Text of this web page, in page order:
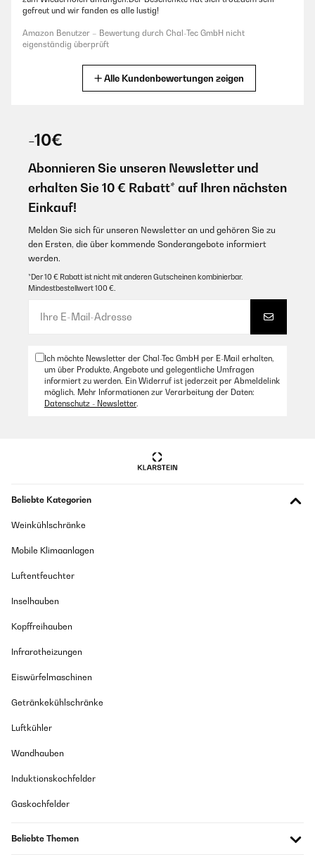
gefreut und wir fanden es alle lustig!
Amazon Benutzer – Bewertung durch Chal-Tec GmbH nicht
eigenständig überprüft
Amazon Benutzer – Bewertung durch Chal-Tec GmbH nicht
17/11/2025
Ist ein lustiges Trinkspiel.War ein Geburtstagsgeschenk an jemanden, er
hat es gleich am Wochenende mit Freunden gespielt.
Amazon Benutzer – Bewertung durch Chal-Tec GmbH nicht
eigenständig überprüft
14/11/2025
Super Lustiges Spiel.Toller Kontakt, problemlose Abwicklung, Danke.
eigenständig überprüft
31/08/2025
eigenständig überprüft
Amazon Benutzer – Bewertung durch Chal-Tec GmbH nicht
eigenständig überprüft
Als Geschenk gekauft Kam gut an Lustiges Spiel
Amazon Benutzer – Bewertung durch Chal-Tec GmbH nicht
Hab dieses Spiel für einen lustigen Spieleabend mit Freunden bestellt.
kann das Spiel mehr oder weniger beeinflusst werden. Hier sind den
Alle Kundenbewertungen zeigen
-10€
Abonnieren Sie unseren Newsletter und
erhalten Sie 10 € Rabatt* auf Ihren nächsten
Einkauf!
Melden Sie sich für unseren Newsletter an und gehören Sie zu
den Ersten, die über kommende Sonderangebote informiert
werden.
*Der 10 € Rabatt ist nicht mit anderen Gutscheinen kombinierbar.
Mindestbestellwert 100 €.
Ich möchte Newsletter der Chal-Tec GmbH per E-Mail erhalten,
um über Produkte, Angebote und gelegentliche Umfragen
informiert zu werden. Ein Widerruf ist jederzeit per Abmeldelink
möglich. Mehr Informationen zur Verarbeitung der Daten:
Datenschutz - Newsletter.
Beliebte Kategorien
Weinkühlschränke
Mobile Klimaanlagen
Luftentfeuchter
Inselhauben
Kopffreihauben
Infrarotheizungen
Eiswürfelmaschinen
Getränkekühlschränke
Luftkühler
Wandhauben
Induktionskochfelder
Gaskochfelder
Beliebte Themen